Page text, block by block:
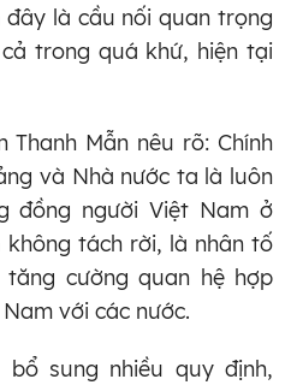
đây là cầu nối quan trọng
trong quá khứ, hiện tại
Thanh Mẫn nêu rõ: Chính
và Nhà nước ta là luôn
đồng người Việt Nam ở
tách rời, là nhân tố
cường quan hệ hợp
với các nước.
sung nhiều quy định,